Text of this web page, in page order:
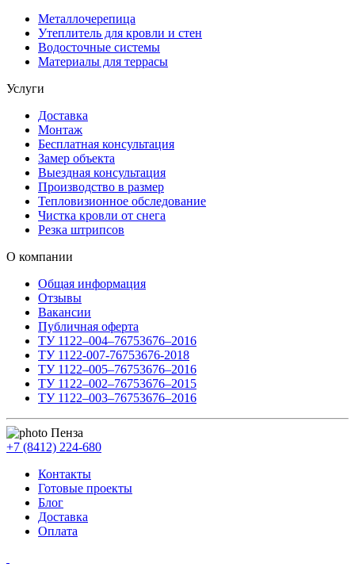
Металлочерепица
Утеплитель для кровли и стен
Водосточные системы
Материалы для террасы
Услуги
Доставка
Монтаж
Бесплатная консультация
Замер объекта
Выездная консультация
Производство в размер
Тепловизионное обследование
Чистка кровли от снега
Резка штрипсов
О компании
Общая информация
Отзывы
Вакансии
Публичная оферта
ТУ 1122–004–76753676–2016
ТУ 1122-007-76753676-2018
ТУ 1122–005–76753676–2016
ТУ 1122–002–76753676–2015
ТУ 1122–003–76753676–2016
Пенза
+7 (8412) 224-680
Контакты
Готовые проекты
Блог
Доставка
Оплата